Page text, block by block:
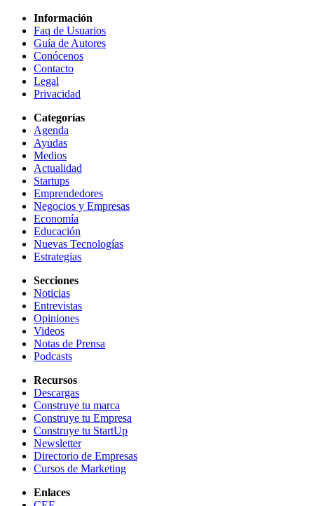
Información
Faq de Usuarios
Guía de Autores
Conócenos
Contacto
Legal
Privacidad
Categorías
Agenda
Ayudas
Medios
Actualidad
Startups
Emprendedores
Negocios y Empresas
Economía
Educación
Nuevas Tecnologías
Estrategias
Secciones
Noticias
Entrevistas
Opiniones
Videos
Notas de Prensa
Podcasts
Recursos
Descargas
Construye tu marca
Construye tu Empresa
Construye tu StartUp
Newsletter
Directorio de Empresas
Cursos de Marketing
Enlaces